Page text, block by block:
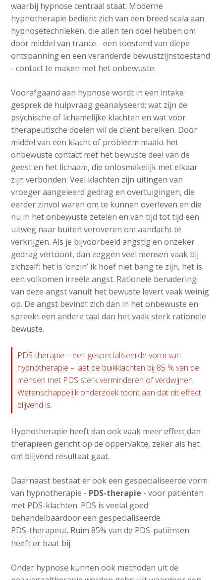
waarbij hypnose centraal staat. Moderne
hypnotherapie bedient zich van een breed scala aan
hypnosetechnieken, die allen ten doel hebben om
door middel van trance - een toestand van diepe
ontspanning en een veranderde bewustzijnstoestand
- contact te maken met het onbewuste.
Voorafgaand aan hypnose wordt in een intake
gesprek de hulpvraag geanalyseerd: wat zijn de
psychische of lichamelijke klachten en wat voor
therapeutische doelen wil de cliënt bereiken. Door
middel van een klacht of probleem maakt het
onbewuste contact met het bewuste deel van de
geest en het lichaam, die onlosmakelijk met elkaar
zijn verbonden. Veel klachten zijn uitingen van
vroeger aangeleerd gedrag en overtuigingen, die
eerder zinvol waren om te kunnen overleven en die
nu in het onbewuste zetelen en van tijd tot tijd een
uitweg naar buiten veroveren om aandacht te
verkrijgen. Als je bijvoorbeeld angstig en onzeker
gedrag vertoont, dan zeggen veel mensen vaak bij
zichzelf: het is ‘onzin’ ik hoef niet bang te zijn, het is
een volkomen irreële angst. Rationele benadering
van deze angst vanuit het bewuste levert vaak weinig
op. De angst bevindt zich dan in het onbewuste en
spreekt een andere taal dan het vaak sterk rationele
bewuste.
PDS-therapie – een gespecialiseerde vorm van
hypnotherapie – laat de buikklachten bij 85 % van de
mensen met PDS sterk verminderen of verdwijnen.
Wetenschappelijk onderzoek toont aan dat dit effect
blijvend is.
Hypnotherapie heeft dan ook vaak meer effect dan
therapieën gericht op de oppervakte, zeker als het
om blijvend resultaat gaat.
Daarnaast bestaat er ook een gespecialiseerde vorm
van hypnotherapie - PDS-therapie - voor patiënten
met PDS-klachten. PDS is veelal goed
behandelbaardoor een gespecialiseerde
PDS-therapeut. Ruim 85% van de PDS-patiënten
heeft er baat bij.
Onder hypnose kunnen ook methoden uit de